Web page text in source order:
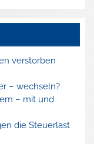
verstorben
– wechseln?
– mit und
die Steuerlast